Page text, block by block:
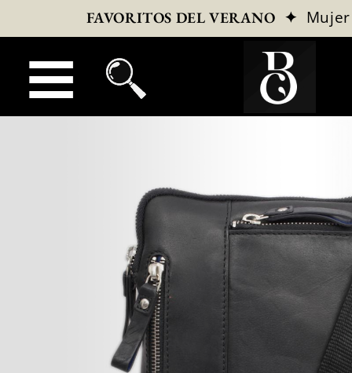
FAVORITOS DEL VERANO ✦ Mujer